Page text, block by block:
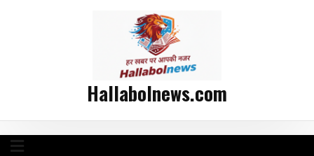
Hallabolnews.com